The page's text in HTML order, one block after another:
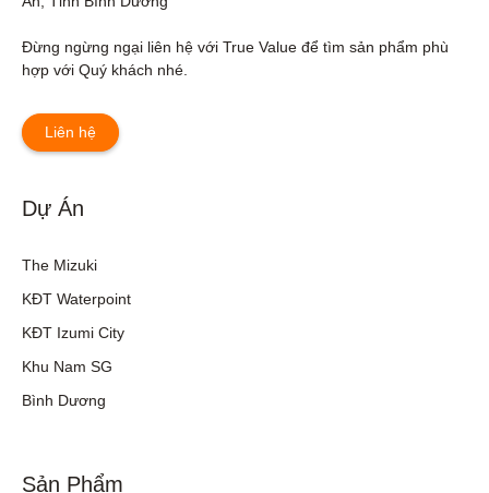
Đừng ngừng ngại liên hệ với True Value để tìm sản phẩm phù
hợp với Quý khách nhé.
Liên hệ
Dự Án
The Mizuki
KĐT Waterpoint
KĐT Izumi City
Khu Nam SG
Bình Dương
Sản Phẩm